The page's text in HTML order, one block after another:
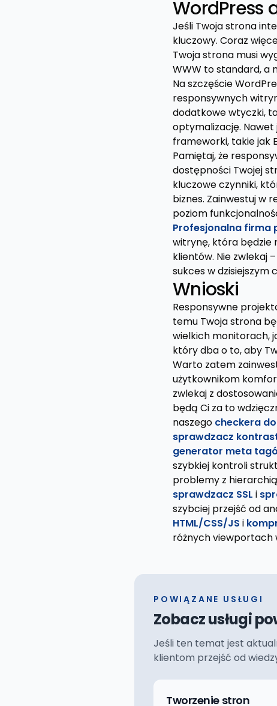
WordPress
Jeśli Twoja strona
kluczowy. Coraz
Twoja strona musi
WWW to standard, a
Na szczęście
responsywnych
dodatkowe wtyczki,
optymalizację. Nawet
frameworki, takie jak
Pamiętaj, że
dostępności Twojej
kluczowe czynniki,
biznes. Zainwestuj w
poziom
Profesjonalna firma
witrynę, która będzie
klientów. Nie zwlekaj
sukces w dzisiejszym
Wnioski
Responsywne
temu Twoja strona
wielkich monitorach,
który dba o to, aby
Warto zatem
użytkownikom
zwlekaj z
będą Ci za to
naszego checkera
sprawdzacz
generator meta
szybkiej kontroli
problemy z
sprawdzacz SSL i
szybciej przejść od
HTML/CSS/JS i
różnych viewportach
POWIĄZANE USŁUGI
Zobacz usługi
Jeśli ten temat jest
klientom przejść od
Tworzenie stron